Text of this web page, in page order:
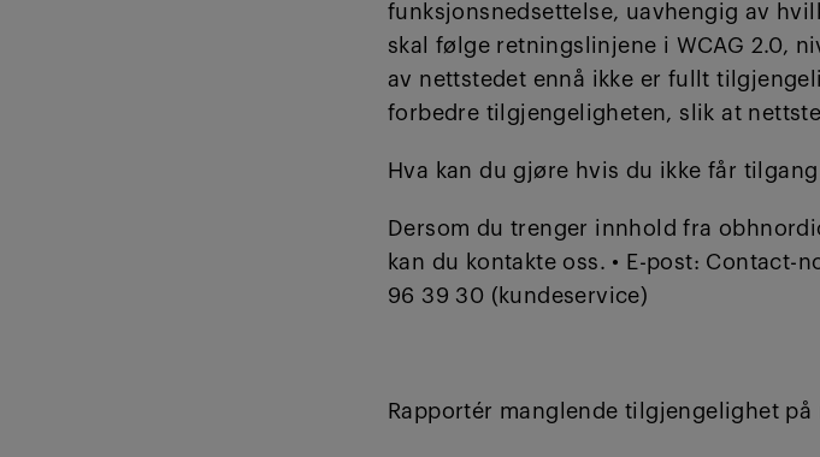
funksjonsnedsettelse, uavhengig av
skal følge retningslinjene i WCAG 2.0,
av nettstedet ennå ikke er fullt
forbedre tilgjengeligheten, slik at
Hva kan du gjøre hvis du ikke får
Dersom du trenger innhold fra
kan du kontakte oss. • E-post: Contact-
96 39 30 (kundeservice)
Rapportér manglende tilgjengelighet på